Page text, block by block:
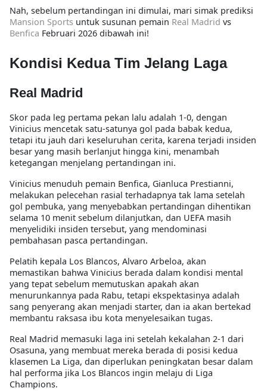
Nah, sebelum pertandingan ini dimulai, mari simak prediksi
Mansion Sports untuk susunan pemain Real Madrid vs
Benfica Februari 2026 dibawah ini!
Kondisi Kedua Tim Jelang Laga
Real Madrid
Skor pada leg pertama pekan lalu adalah 1-0, dengan
Vinicius mencetak satu-satunya gol pada babak kedua,
tetapi itu jauh dari keseluruhan cerita, karena terjadi insiden
besar yang masih berlanjut hingga kini, menambah
ketegangan menjelang pertandingan ini.
Vinicius menuduh pemain Benfica, Gianluca Prestianni,
melakukan pelecehan rasial terhadapnya tak lama setelah
gol pembuka, yang menyebabkan pertandingan dihentikan
selama 10 menit sebelum dilanjutkan, dan UEFA masih
menyelidiki insiden tersebut, yang mendominasi
pembahasan pasca pertandingan.
Pelatih kepala Los Blancos, Alvaro Arbeloa, akan
memastikan bahwa Vinicius berada dalam kondisi mental
yang tepat sebelum memutuskan apakah akan
menurunkannya pada Rabu, tetapi ekspektasinya adalah
sang penyerang akan menjadi starter, dan ia akan bertekad
membantu raksasa ibu kota menyelesaikan tugas.
Real Madrid memasuki laga ini setelah kekalahan 2-1 dari
Osasuna, yang membuat mereka berada di posisi kedua
klasemen La Liga, dan diperlukan peningkatan besar dalam
hal performa jika Los Blancos ingin melaju di Liga
Champions.